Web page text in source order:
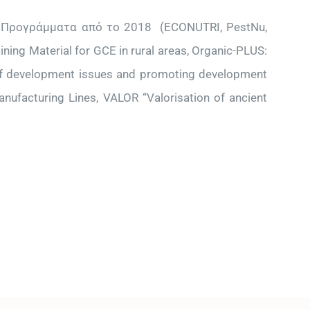
από το 2018 (ECONUTRI, PestNu,
Material for GCE in rural areas, Organic-PLUS:
issues and promoting development
Lines, VALOR “Valorisation of ancient